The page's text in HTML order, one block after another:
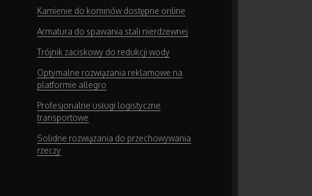
Kamienie do kominów dostępne online
Armatura do spawania stali nierdzewnej
Trójnik zaciskowy do redukcji wody
Optymalne rozwiązania reklamowe na
platformie allegro
Profesjonalne usługi logistyczne
transportowe
Solidne rozwiązania do przechowywania
rzeczy